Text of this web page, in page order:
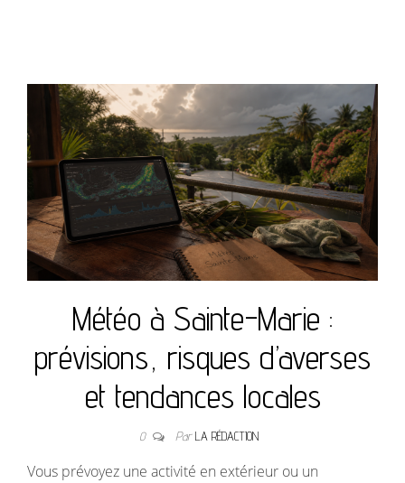
Météo à Sainte-Marie :
prévisions, risques d’averses
et tendances locales
0 ParLA RÉDACTION
Vous prévoyez une activité en extérieur ou un